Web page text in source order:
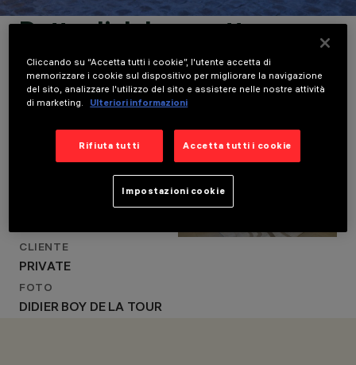
LOCALITÀ
FRANCE
2024
PROGETTAZIONE
ARCHITETTONICA
OLIVIER ROUX
Dettagli del progetto
LOCATION
NEUILLY-SUR-SEINE,
FRANCE
ARCHITETTONICA
CLIENTE
PRIVATE
FOTO
DIDIER BOY DE LA TOUR
Cliccando su “Accetta tutti i cookie”, l'utente accetta di
memorizzare i cookie sul dispositivo per migliorare la navigazione
del sito, analizzare l'utilizzo del sito e assistere nelle nostre attività
di marketing.
Ulteriori informazioni
Rifiuta tutti Accetta tutti i cookie
Impostazioni cookie